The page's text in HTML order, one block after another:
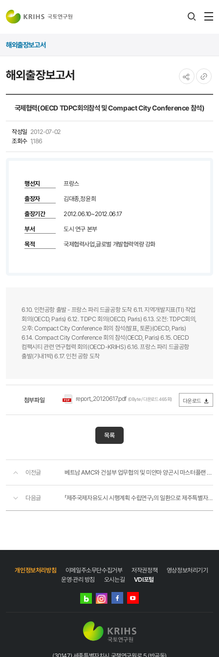
해외출장보고서
해외출장보고서
복사
국제협력(OECD TDPC회의참석 및 Compact City Conference 참석)
작성일 2012-07-02
조회수 1,186
행선지 프랑스
출장자 김대종,정윤희
출장기간 2012.06.10~2012.06.17
부서 도시 연구 본부
목적 국제협력사업,글로벌 개발협력역량 강화
6.10. 인천공항 출발 - 프랑스 파리 드골공항 도착 6.11. 지역개발지표(TI) 작업
회의(OECD, Paris) 6.12. TDPC 회의(OECD, Paris) 6.13. 오전: TDPC회의,
오후: Compact City Conference 회의 참석(발표, 토론)(OECD, Paris)
6.14. Compact City Conference 회의 참석(OECD, Paris) 6.15. OECD
컴팩시티 관련 연구협력 회의(OECD-KRIHS) 6.16. 프랑스 파리 드골공항
출발(기내1박) 6.17. 인천 공항 도착
첨부파일 report_20120617.pdf (0Byte / 다운로드 465회) 다운로드
목록
이전글 베트남 AMC와 건설부 업무협의 및 미얀마 양곤시 마스터플랜 사업 관련 업무협의
다음글 「제주국제자유도시 시행계획 수립연구」의 일환으로 제주특별자치도와 유사한 환경의 해양관광지의 관광정..
개인정보처리방침 이메일주소무단수집거부 저작권정책
영상정보처리기기
운영·관리 방침
오시는길 VDI포털
네이버
인스타그램